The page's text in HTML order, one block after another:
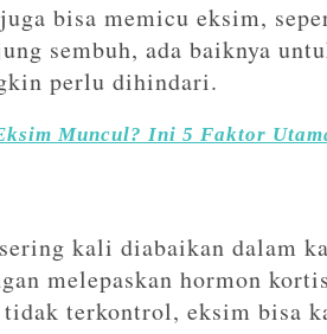
bisa memicu eksim,
sembuh, ada baiknya
perlu dihindari.
Muncul? Ini 5 Faktor
kali diabaikan dalam
melepaskan hormon
terkontrol, eksim bisa